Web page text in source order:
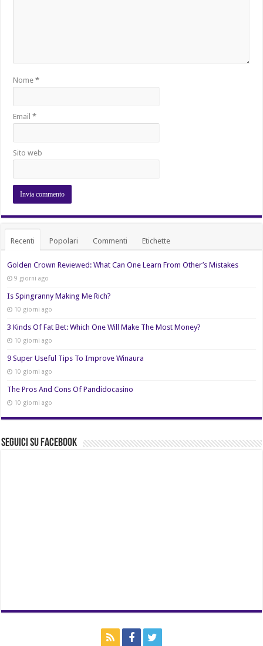
Nome*
Email*
Sito web
Recenti Popolari Commenti Etichette
Golden Crown Reviewed: What Can One Learn From Other’s Mistakes
9 giorni ago
Is Spingranny Making Me Rich?
10 giorni ago
3 Kinds Of Fat Bet: Which One Will Make The Most Money?
10 giorni ago
9 Super Useful Tips To Improve Winaura
10 giorni ago
The Pros And Cons Of Pandidocasino
10 giorni ago
Seguici su Facebook